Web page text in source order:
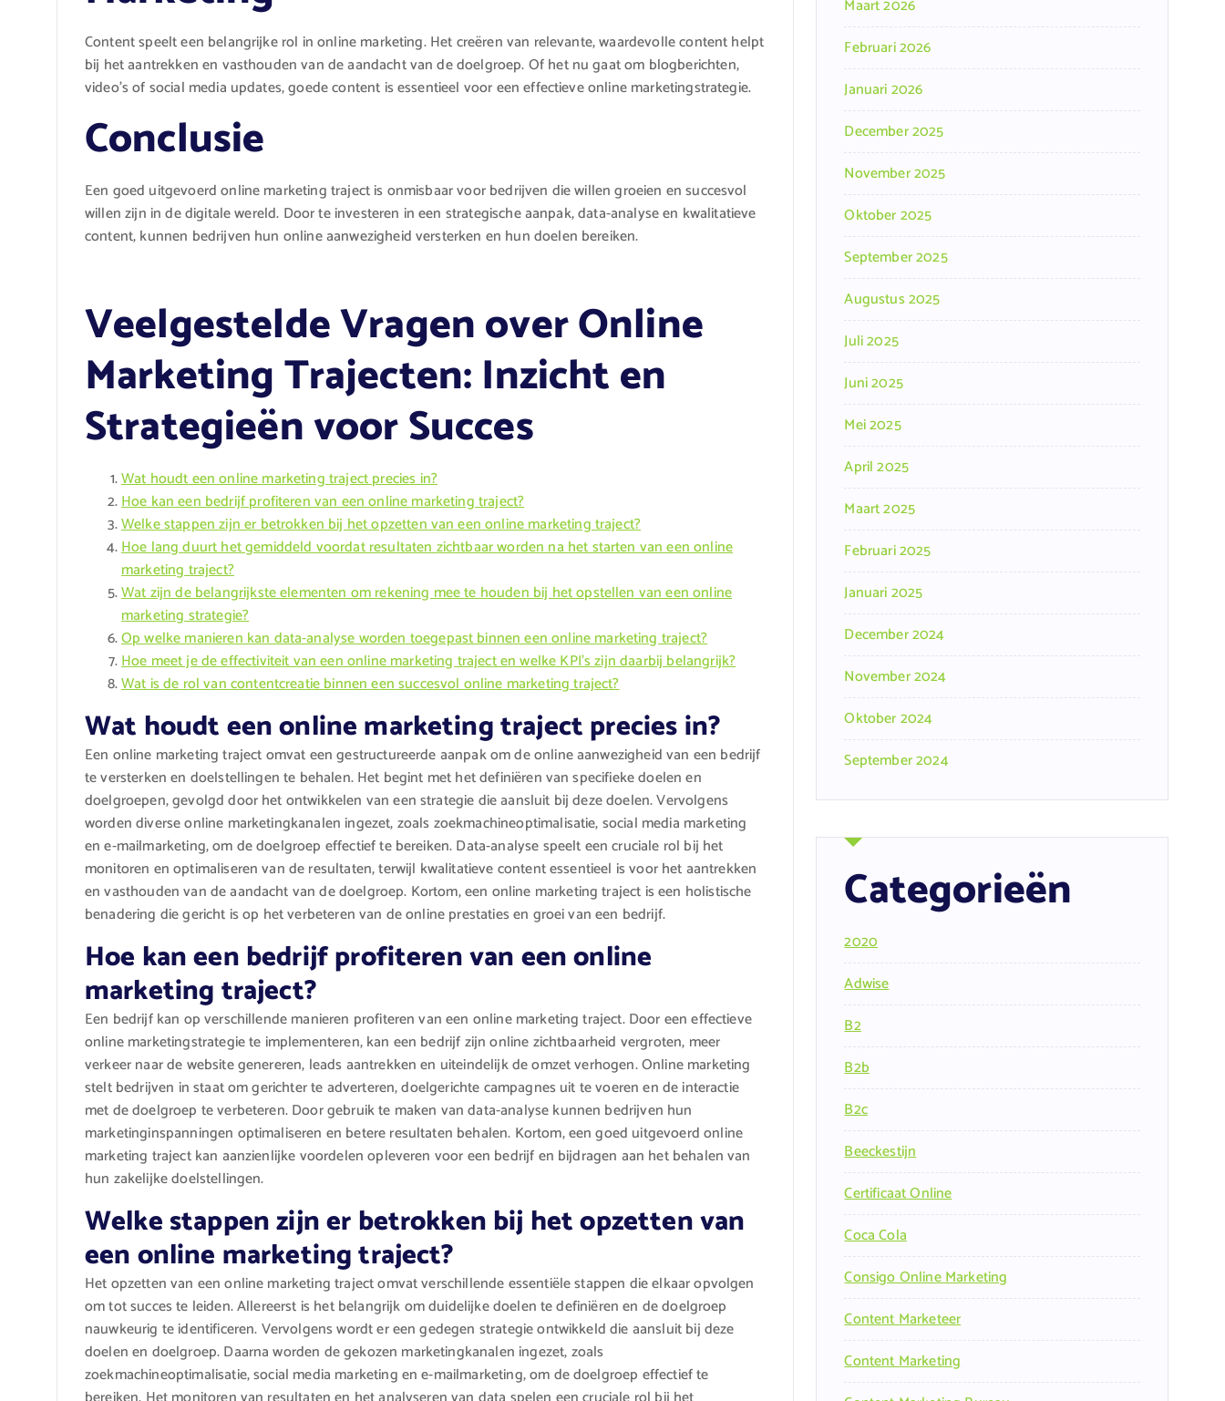
Content speelt een belangrijke rol in online marketing. Het creëren van relevante, waardevolle content helpt
bij het aantrekken en vasthouden van de aandacht van de doelgroep. Of het nu gaat om blogberichten,
video’s of social media updates, goede content is essentieel voor een effectieve online marketingstrategie.
Conclusie
Een goed uitgevoerd online marketing traject is onmisbaar voor bedrijven die willen groeien en succesvol
willen zijn in de digitale wereld. Door te investeren in een strategische aanpak, data-analyse en kwalitatieve
content, kunnen bedrijven hun online aanwezigheid versterken en hun doelen bereiken.
Veelgestelde Vragen over Online
Marketing Trajecten: Inzicht en
Strategieën voor Succes
Wat houdt een online marketing traject precies in?
Hoe kan een bedrijf profiteren van een online marketing traject?
Welke stappen zijn er betrokken bij het opzetten van een online marketing traject?
Hoe lang duurt het gemiddeld voordat resultaten zichtbaar worden na het starten van een online
marketing traject?
Wat zijn de belangrijkste elementen om rekening mee te houden bij het opstellen van een online
marketing strategie?
Op welke manieren kan data-analyse worden toegepast binnen een online marketing traject?
Hoe meet je de effectiviteit van een online marketing traject en welke KPI’s zijn daarbij belangrijk?
Wat is de rol van contentcreatie binnen een succesvol online marketing traject?
Wat houdt een online marketing traject precies in?
Een online marketing traject omvat een gestructureerde aanpak om de online aanwezigheid van een bedrijf
te versterken en doelstellingen te behalen. Het begint met het definiëren van specifieke doelen en
doelgroepen, gevolgd door het ontwikkelen van een strategie die aansluit bij deze doelen. Vervolgens
worden diverse online marketingkanalen ingezet, zoals zoekmachineoptimalisatie, social media marketing
en e-mailmarketing, om de doelgroep effectief te bereiken. Data-analyse speelt een cruciale rol bij het
monitoren en optimaliseren van de resultaten, terwijl kwalitatieve content essentieel is voor het aantrekken
en vasthouden van de aandacht van de doelgroep. Kortom, een online marketing traject is een holistische
benadering die gericht is op het verbeteren van de online prestaties en groei van een bedrijf.
Hoe kan een bedrijf profiteren van een online
marketing traject?
Een bedrijf kan op verschillende manieren profiteren van een online marketing traject. Door een effectieve
online marketingstrategie te implementeren, kan een bedrijf zijn online zichtbaarheid vergroten, meer
verkeer naar de website genereren, leads aantrekken en uiteindelijk de omzet verhogen. Online marketing
stelt bedrijven in staat om gerichter te adverteren, doelgerichte campagnes uit te voeren en de interactie
met de doelgroep te verbeteren. Door gebruik te maken van data-analyse kunnen bedrijven hun
marketinginspanningen optimaliseren en betere resultaten behalen. Kortom, een goed uitgevoerd online
marketing traject kan aanzienlijke voordelen opleveren voor een bedrijf en bijdragen aan het behalen van
hun zakelijke doelstellingen.
Welke stappen zijn er betrokken bij het opzetten van
een online marketing traject?
Het opzetten van een online marketing traject omvat verschillende essentiële stappen die elkaar opvolgen
om tot succes te leiden. Allereerst is het belangrijk om duidelijke doelen te definiëren en de doelgroep
nauwkeurig te identificeren. Vervolgens wordt er een gedegen strategie ontwikkeld die aansluit bij deze
doelen en doelgroep. Daarna worden de gekozen marketingkanalen ingezet, zoals
zoekmachineoptimalisatie, social media marketing en e-mailmarketing, om de doelgroep effectief te
Maart 2026
Februari 2026
Januari 2026
December 2025
November 2025
Oktober 2025
September 2025
Augustus 2025
Juli 2025
Juni 2025
Mei 2025
April 2025
Maart 2025
Februari 2025
Januari 2025
December 2024
November 2024
Oktober 2024
September 2024
Categorieën
2020
Adwise
B2
B2b
B2c
Beeckestijn
Certificaat Online
Coca Cola
Consigo Online Marketing
Content Marketeer
Content Marketing